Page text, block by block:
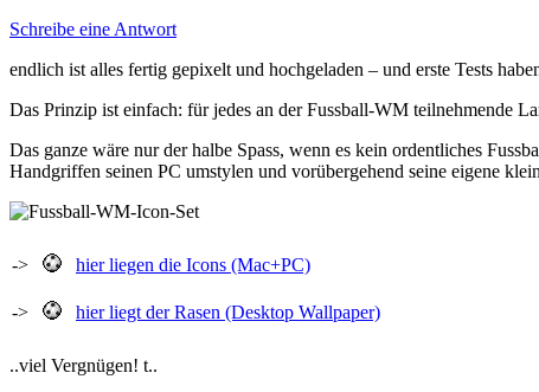
Schreibe eine Antwort
endlich ist alles fertig gepixelt und hochgeladen – und erste Tests
Das Prinzip ist einfach: für jedes an der Fussball-WM teilnehmende
Das ganze wäre nur der halbe Spass, wenn es kein ordentliches
Handgriffen seinen PC umstylen und vorübergehend seine eigene
-> hier liegen die Icons (Mac+PC)
-> hier liegt der Rasen (Desktop Wallpaper)
..viel Vergnügen! t..